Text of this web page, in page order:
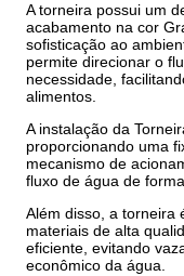
A torneira possui um
acabamento na cor
sofisticação ao
permite direcionar o
necessidade,
alimentos.
A instalação da
proporcionando uma
mecanismo de
fluxo de água de
Além disso, a torneira
materiais de alta
eficiente, evitando
econômico da água.